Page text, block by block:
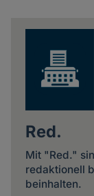
Red.
Mit "Red."
redaktionell
beinhalten.